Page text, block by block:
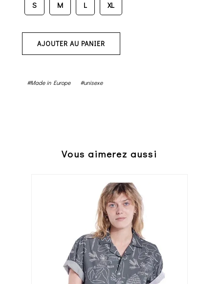
S M L XL
AJOUTER AU PANIER
#Made in Europe #unisexe
Vous aimerez aussi